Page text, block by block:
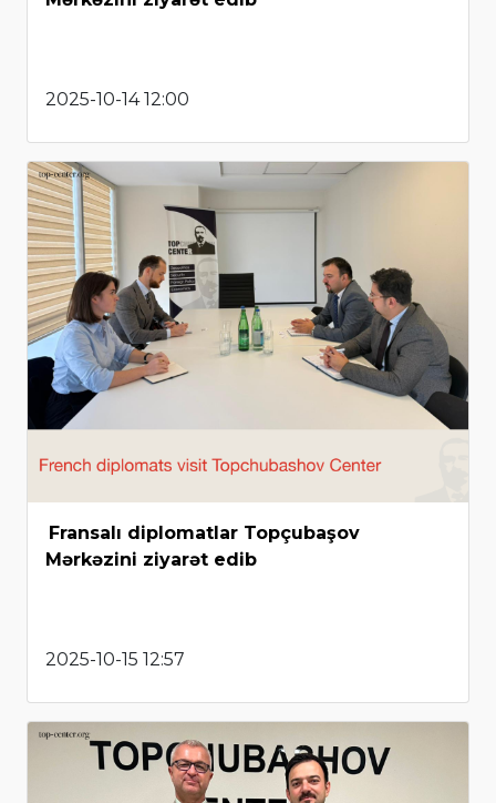
2025-10-14 12:00
Fransalı diplomatlar Topçubaşov
Mərkəzini ziyarət edib
2025-10-15 12:57